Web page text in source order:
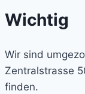
Wichtig
Wir sind
Zentralstrasse
finden.